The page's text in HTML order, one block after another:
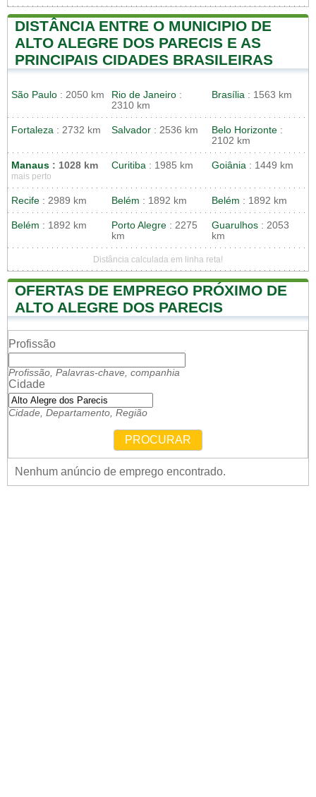
DISTÂNCIA ENTRE O MUNICIPIO DE
ALTO ALEGRE DOS PARECIS E AS
PRINCIPAIS CIDADES BRASILEIRAS
São Paulo : 2050 km Rio de Janeiro :
2310 km
Brasília : 1563 km
Fortaleza : 2732 km Salvador : 2536 km Belo Horizonte :
2102 km
Manaus : 1028 km
mais perto
Curitiba : 1985 km Goiânia : 1449 km
Recife : 2989 km Belém : 1892 km Belém : 1892 km
Belém : 1892 km Porto Alegre : 2275
km
Guarulhos : 2053
km
Distância calculada em linha reta!
OFERTAS DE EMPREGO PRÓXIMO DE
ALTO ALEGRE DOS PARECIS
Profissão
Profissão, Palavras-chave, companhia
Cidade
Cidade, Departamento, Região
PROCURAR
Nenhum anúncio de emprego encontrado.